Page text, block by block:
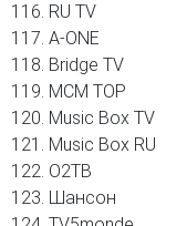
RU TV
A-ONE
Bridge TV
MCM TOP
Music Box TV
Music Box RU
О2ТВ
Шансон